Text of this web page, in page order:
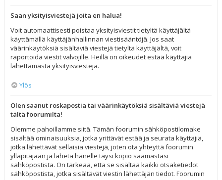
Saan yksityisviestejä joita en halua!
Voit automaattisesti poistaa yksityisviestit tietyltä käyttäjältä
käyttämällä käyttäjänhallinnan viestisääntöjä. Jos saat
väärinkäytöksiä sisältäviä viestejä tietyltä käyttäjältä, voit
raportoida viestit valvojille. Heillä on oikeudet estää käyttäjiä
lähettämästä yksityisviestejä.
Ylös
Olen saanut roskapostia tai väärinkäytöksiä sisältäviä viestejä
tältä foorumilta!
Olemme pahoillamme siitä. Tämän foorumin sähköpostilomake
sisältää ominaisuuksia, jotka yrittävät estää ja seurata käyttäjiä,
jotka lähettävät sellaisia viestejä, joten ota yhteyttä foorumin
ylläpitäjään ja lähetä hänelle täysi kopio saamastasi
sähköpostista. On tärkeää, että se sisältää kaikki otsaketiedot
sähköpostista, jotka sisältävät viestin lähettäjän tiedot. Foorumin